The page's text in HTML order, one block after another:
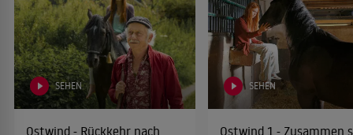
2018 So viel Zeit
KOMÖDIE
Der freie Wille
DRAMA
SEHEN
Ostwind - Rückkehr nach
SEHEN
Ostwind 1 - Zusammen